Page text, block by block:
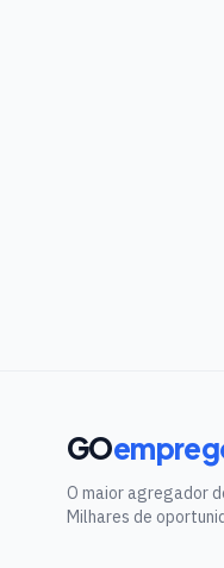
GO
O maior agregador
Milhares de